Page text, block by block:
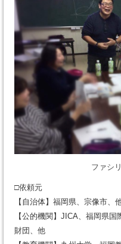
ファシ
□依頼元
【自治体】福岡県、宗像市、
【公的機関】JICA、福岡県
財団、他